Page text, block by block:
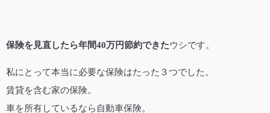
保険を見直したら年間40万円節約できたウシです。
私にとって本当に必要な保険はたった３つでした。
賃貸を含む家の保険。
車を所有しているなら自動車保険。